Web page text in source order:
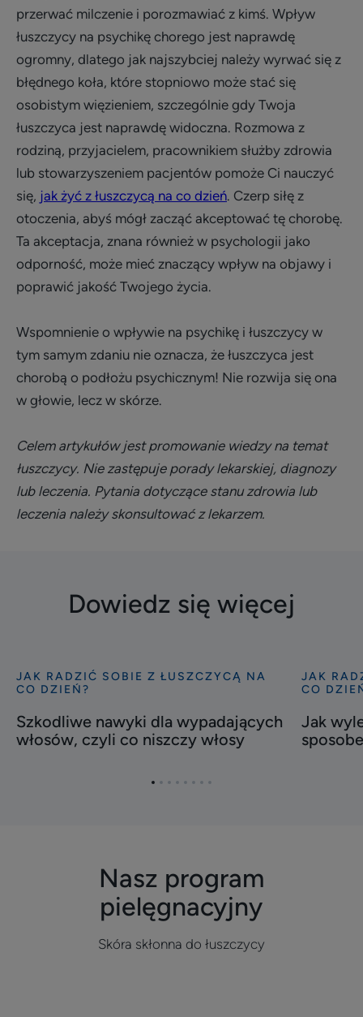
przerwać milczenie i porozmawiać z kimś. Wpływ
łuszczycy na psychikę chorego jest naprawdę
ogromny, dlatego jak najszybciej należy wyrwać się z
błędnego koła, które stopniowo może stać się
osobistym więzieniem, szczególnie gdy Twoja
łuszczyca jest naprawdę widoczna. Rozmowa z
rodziną, przyjacielem, pracownikiem służby zdrowia
lub stowarzyszeniem pacjentów pomoże Ci nauczyć
się, jak żyć z łuszczycą na co dzień. Czerp siłę z
otoczenia, abyś mógł zacząć akceptować tę chorobę.
Ta akceptacja, znana również w psychologii jako
odporność, może mieć znaczący wpływ na objawy i
poprawić jakość Twojego życia.
Wspomnienie o wpływie na psychikę i łuszczycy w
tym samym zdaniu nie oznacza, że łuszczyca jest
chorobą o podłożu psychicznym! Nie rozwija się ona
w głowie, lecz w skórze.
Celem artykułów jest promowanie wiedzy na temat
łuszczycy. Nie zastępuje porady lekarskiej, diagnozy
lub leczenia. Pytania dotyczące stanu zdrowia lub
leczenia należy skonsultować z lekarzem.
Dowiedz się więcej
Odkryj
nawyki
dla
JAK RADZIĆ SOBIE Z ŁUSZCZYCĄ NA
CO DZIEŃ?
Szkodliwe nawyki dla wypadających
włosów, czyli co niszczy włosy
Odkryj
wyleczyć
łuszczycę
JAK
CO
Jak
Przejdź
Przejdź
Przejdź
Przejdź
Przejdź
Przejdź
Przejdź
Przejdź
Nasz program
pielęgnacyjny
Skóra skłonna do łuszczycy